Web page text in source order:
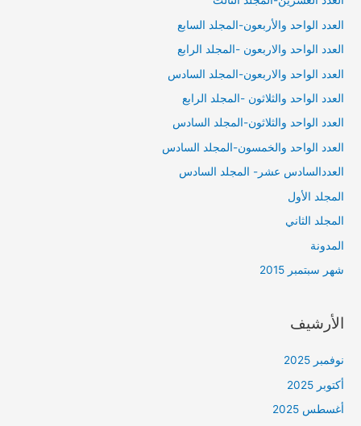
العدد الواحد والأربعون-المجلد السابع
العدد الواحد والاربعون -المجلد الرابع
العدد الواحد والاربعون-المجلد السادس
العدد الواحد والثلاثون -المجلد الرابع
العدد الواحد والثلاثون-المجلد السادس
العدد الواحد والخمسون-المجلد السادس
العددالسادس عشر- المجلد السادس
المجلد الأول
المجلد الثاني
المدونة
شهر سبتمبر 2015
الأرشيف
نوفمبر 2025
أكتوبر 2025
أغسطس 2025